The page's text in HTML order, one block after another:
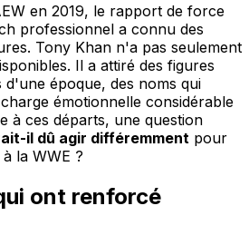
en 2019, le rapport de force
professionnel a connu des
Tony Khan n'a pas seulement
Il a attiré des figures
d'une époque, des noms qui
émotionnelle considérable
à ces départs, une question
il dû agir différemment pour
la WWE ?
ont renforcé